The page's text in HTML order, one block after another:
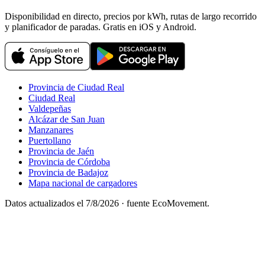
Disponibilidad en directo, precios por kWh, rutas de largo recorrido
y planificador de paradas. Gratis en iOS y Android.
Provincia de Ciudad Real
Ciudad Real
Valdepeñas
Alcázar de San Juan
Manzanares
Puertollano
Provincia de Jaén
Provincia de Córdoba
Provincia de Badajoz
Mapa nacional de cargadores
Datos actualizados el 7/8/2026 · fuente EcoMovement.